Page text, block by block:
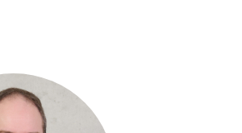
Entdecke die Region